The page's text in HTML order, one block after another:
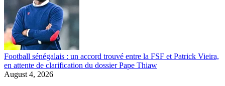
Football sénégalais : un accord trouvé entre la FSF et Patrick Vieira,
en attente de clarification du dossier Pape Thiaw
August 4, 2026